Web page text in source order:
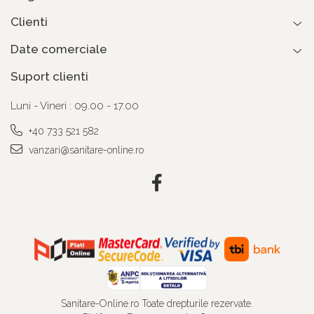
Clienti
Date comerciale
Suport clienti
Luni - Vineri : 09.00 - 17.00
+40 733 521 582
vanzari@sanitare-online.ro
Sanitare-Online.ro Toate drepturile rezervate.